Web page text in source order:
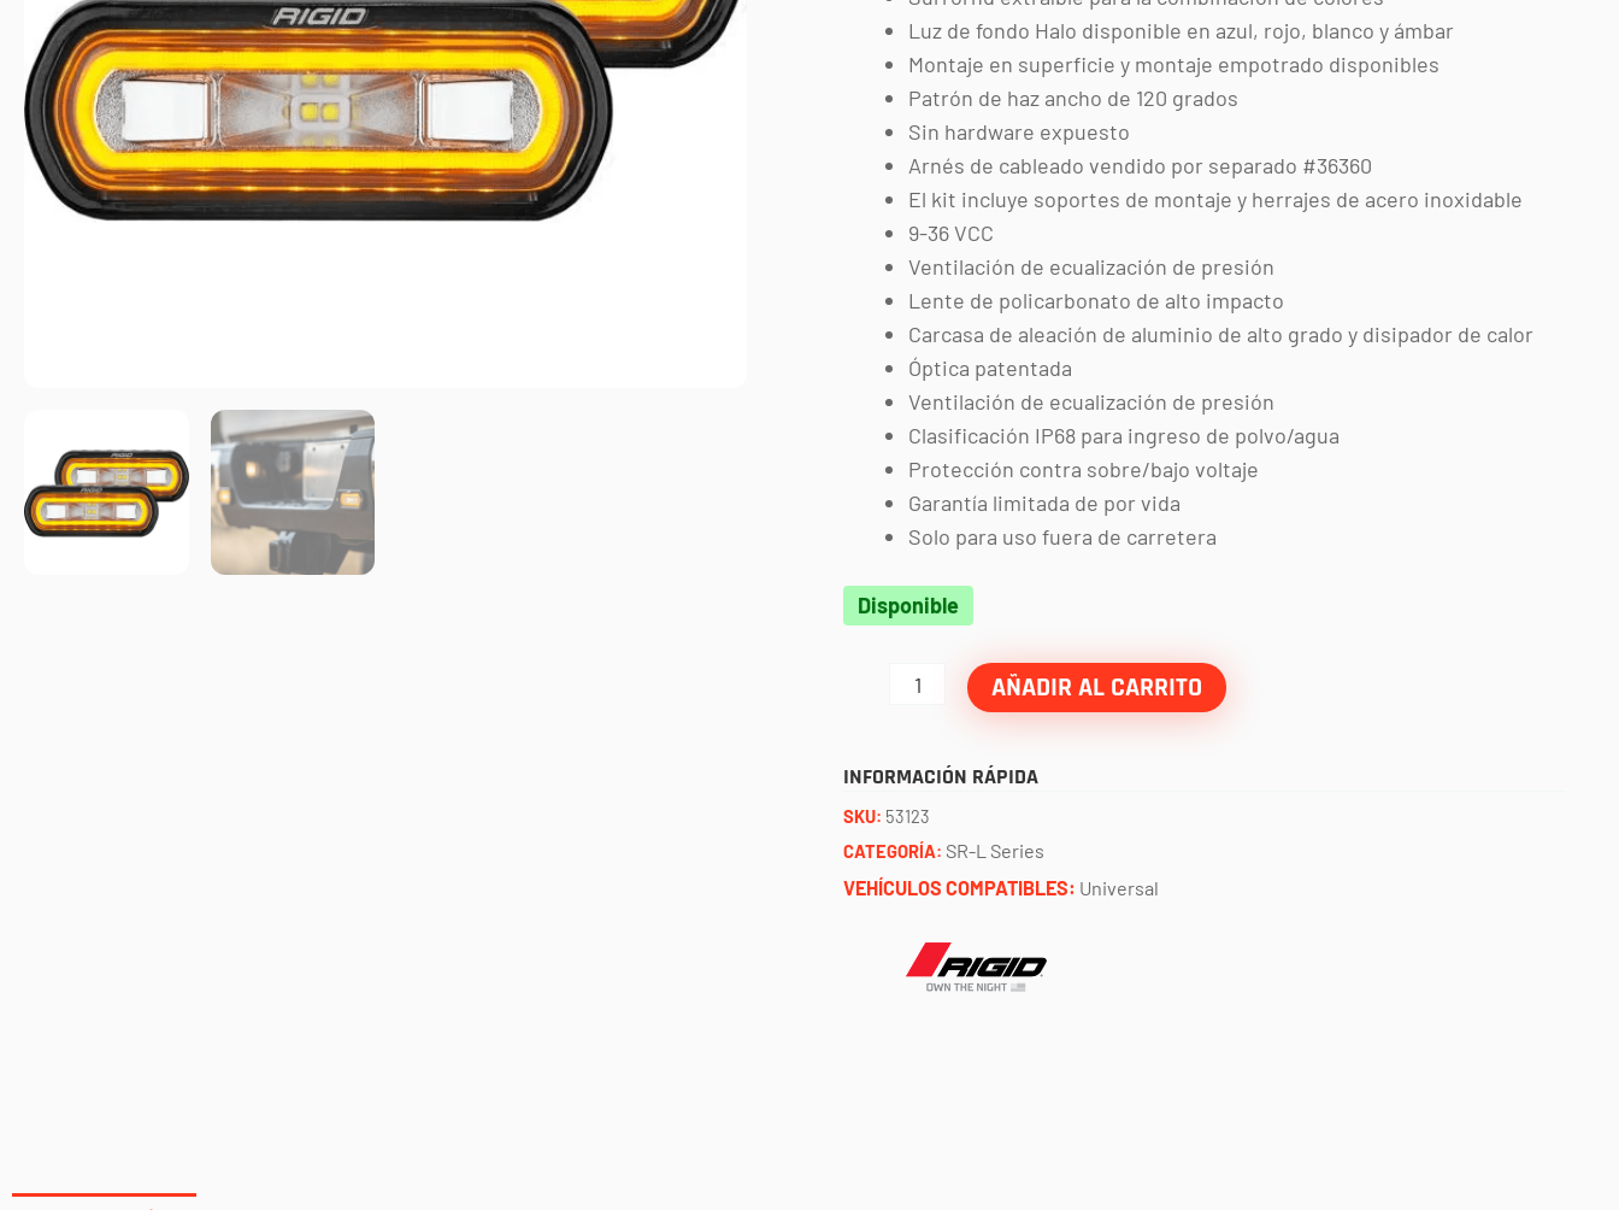
Luz de fondo Halo disponible en azul, rojo, blanco y ámbar
Montaje en superficie y montaje empotrado disponibles
Patrón de haz ancho de 120 grados
Sin hardware expuesto
Arnés de cableado vendido por separado #36360
El kit incluye soportes de montaje y herrajes de acero inoxidable
9-36 VCC
Ventilación de ecualización de presión
Lente de policarbonato de alto impacto
Carcasa de aleación de aluminio de alto grado y disipador de calor
Óptica patentada
Ventilación de ecualización de presión
Clasificación IP68 para ingreso de polvo/agua
Protección contra sobre/bajo voltaje
Garantía limitada de por vida
Solo para uso fuera de carretera
Disponible
Faros
/
par
cantidad
AÑADIR AL CARRITO
INFORMACIÓN RÁPIDA
SKU: 53123
CATEGORÍA: SR-L Series
VEHÍCULOS COMPATIBLES: Universal